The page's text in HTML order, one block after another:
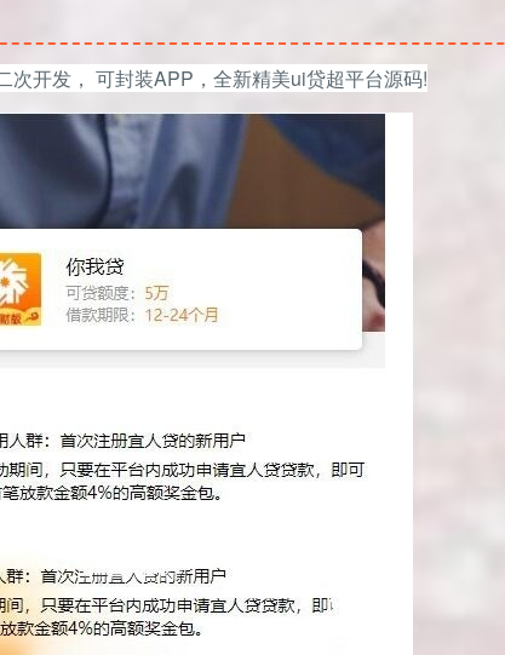
次开发， 可封装APP，全新精美ui贷超平台源码!